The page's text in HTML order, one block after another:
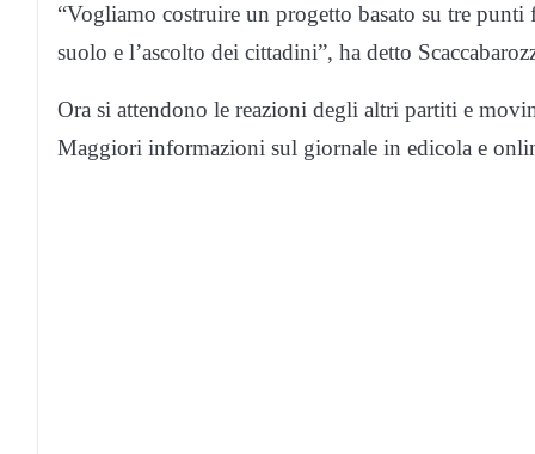
“Vogliamo costruire un progetto basato su tre
suolo e l’ascolto dei cittadini”, ha detto
Ora si attendono le reazioni degli altri partiti e
Maggiori informazioni sul giornale in edicola e